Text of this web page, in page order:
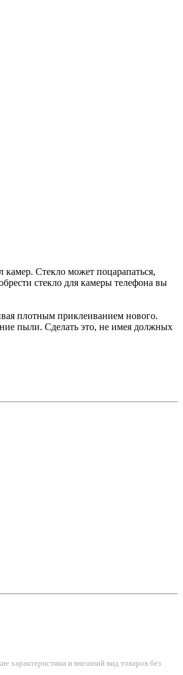
камер. Стекло может поцарапаться,
стекло для камеры телефона вы
плотным приклеиванием нового.
пыли. Сделать это, не имея должных
характеристики и внешний вид товаров без